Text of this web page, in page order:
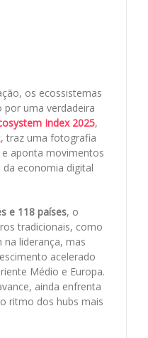
os ecossistemas
por uma verdadeira
Index 2025,
traz uma fotografia
aponta movimentos
economia digital
e 118 países, o
tradicionais, como
na liderança, mas
acelerado
Médio e Europa.
ainda enfrenta
ritmo dos hubs mais